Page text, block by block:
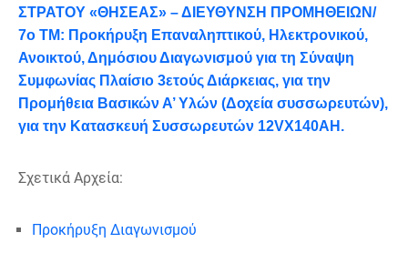
ΣΤΡΑΤΟΥ «ΘΗΣΕΑΣ» – ΔΙΕΥΘΥΝΣΗ ΠΡΟΜΗΘΕΙΩΝ/
7ο ΤΜ: Προκήρυξη Επαναληπτικού, Ηλεκτρονικού,
Ανοικτού, Δημόσιου Διαγωνισμού για τη Σύναψη
Συμφωνίας Πλαίσιο 3ετούς Διάρκειας, για την
Προμήθεια Βασικών Α’ Υλών (Δοχεία συσσωρευτών),
για την Κατασκευή Συσσωρευτών 12VX140AH.
Σχετικά Αρχεία:
Προκήρυξη Διαγωνισμού